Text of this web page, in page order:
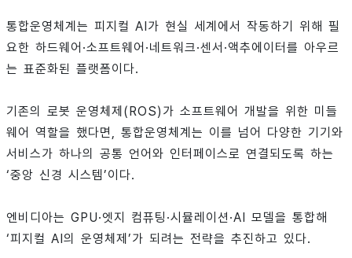
통합운영체계는 피지컬 AI가 현실 세계에서 작동하기 위해 필
요한 하드웨어·소프트웨어·네트워크·센서·액추에이터를 아우르
는 표준화된 플랫폼이다.
기존의 로봇 운영체제(ROS)가 소프트웨어 개발을 위한 미들
웨어 역할을 했다면, 통합운영체계는 이를 넘어 다양한 기기와
서비스가 하나의 공통 언어와 인터페이스로 연결되도록 하는
‘중앙 신경 시스템’이다.
엔비디아는 GPU·엣지 컴퓨팅·시뮬레이션·AI 모델을 통합해
‘피지컬 AI의 운영체제’가 되려는 전략을 추진하고 있다.